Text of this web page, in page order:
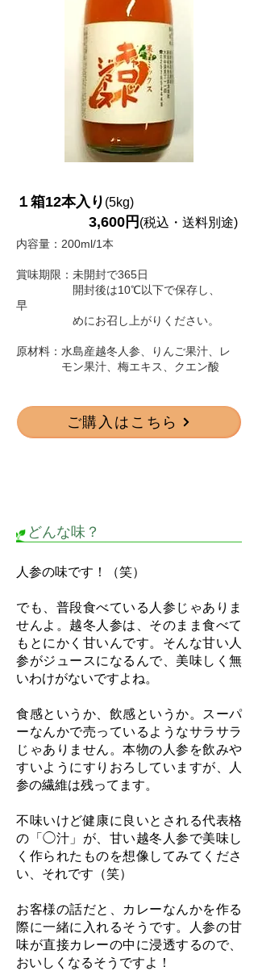
１箱12本入り (5kg)
3,600円 (税込・送料別途)
内容量：200ml/1本
賞味期限：未開封で365日
開封後は10℃以下で保存し、
早
めにお召し上がりください。
原材料：水島産越冬人参、りんご果汁、レ
モン果汁、梅エキス、クエン酸
ご購入はこちら
どんな味？
人参の味です！（笑）
でも、普段食べている人参じゃありま
せんよ。越冬人参は、そのまま食べて
もとにかく甘いんです。そんな甘い人
参がジュースになるんで、美味しく無
いわけがないですよね。
食感というか、飲感というか。スーパ
ーなんかで売っているようなサラサラ
じゃありません。本物の人参を飲みや
すいようにすりおろしていますが、人
参の繊維は残ってます。
不味いけど健康に良いとされる代表格
の「◯汁」が、甘い越冬人参で美味し
く作られたものを想像してみてくださ
い、それです（笑）
お客様の話だと、カレーなんかを作る
際に一緒に入れるそうです。人参の甘
味が直接カレーの中に浸透するので、
おいしくなるそうですよ！